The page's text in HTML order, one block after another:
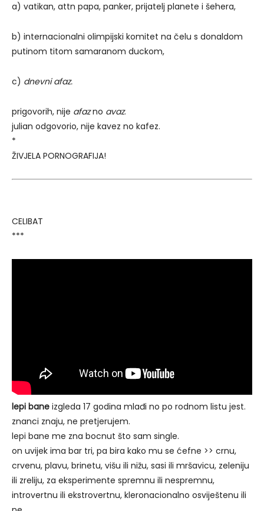
a) vatikan, attn papa, panker, prijatelj planete i šehera,
b) internacionalni olimpijski komitet na čelu s donaldom
putinom titom samaranom duckom,
c) dnevni afaz.
prigovorih, nije afazno avaz.
julian odgovorio, nije kavez no kafez.
*
ŽIVJELA PORNOGRAFIJA!
CELIBAT
***
lepi bane izgleda 17 godina mlađi no po rodnom listu jest.
znanci znaju, ne pretjerujem.
lepi bane me zna bocnut što sam single.
on uvijek ima bar tri, pa bira kako mu se ćefne >> crnu,
crvenu, plavu, brinetu, višu ili nižu, sasi ili mršavicu, zeleniju
ili zreliju, za eksperimente spremnu ili nespremnu,
introvertnu ili ekstrovertnu, kleronacionalno osviještenu ili